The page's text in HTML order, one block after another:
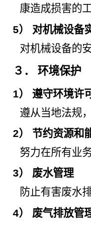
康造成损害的
5） 对机械设备
对机械设备的
３． 环境保护
1） 遵守环境许
遵从当地法规
2） 节约资源和
努力在所有业
3） 废水管理
防止有害废水
4） 废气排放管